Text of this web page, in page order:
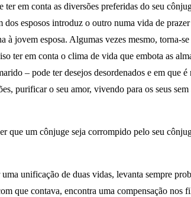
ter em conta as diversões preferidas do seu
dos esposos introduz o outro numa vida de
à jovem esposa. Algumas vezes mesmo, torna-
ter em conta o clima de vida que embota as
– pode ter desejos desordenados e em
purificar o seu amor, vivendo para os seus
que um cônjuge seja corrompido pelo seu
unificação de duas vidas, levanta sempre
que contava, encontra uma compensação